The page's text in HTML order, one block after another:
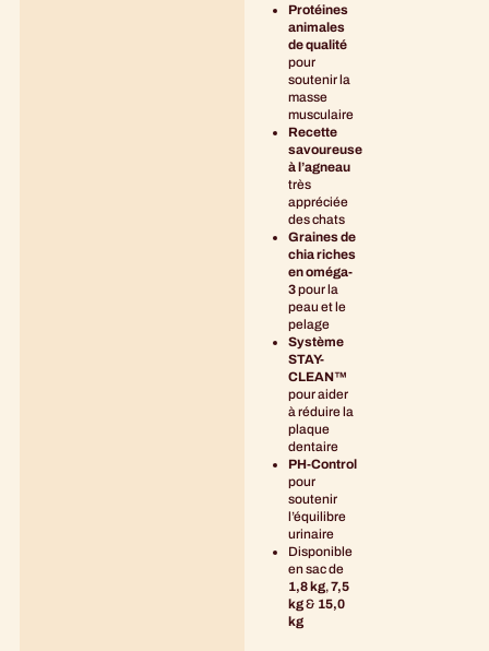
Protéines
animales
de qualité
pour
soutenir la
masse
musculaire
Recette
savoureuse
à l’agneau
très
appréciée
des chats
Graines de
chia riches
en oméga-
3pour la
peau et le
pelage
Système
STAY-
CLEAN™
pour aider
à réduire la
plaque
dentaire
PH-Control
pour
soutenir
l’équilibre
urinaire
Disponible
en sac de
1,8 kg,7,5
kg& 15,0
kg